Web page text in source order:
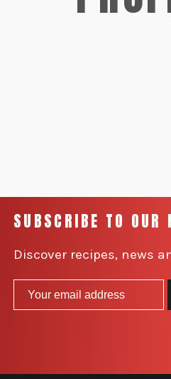
SUBSCRIBE TO OUR
Discover recipes, news